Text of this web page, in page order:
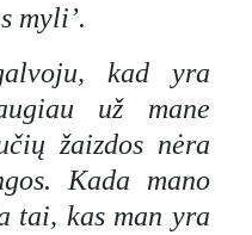
myli’.
kad yra
už mane
žaizdos nėra
Kada mano
tai, kas man yra